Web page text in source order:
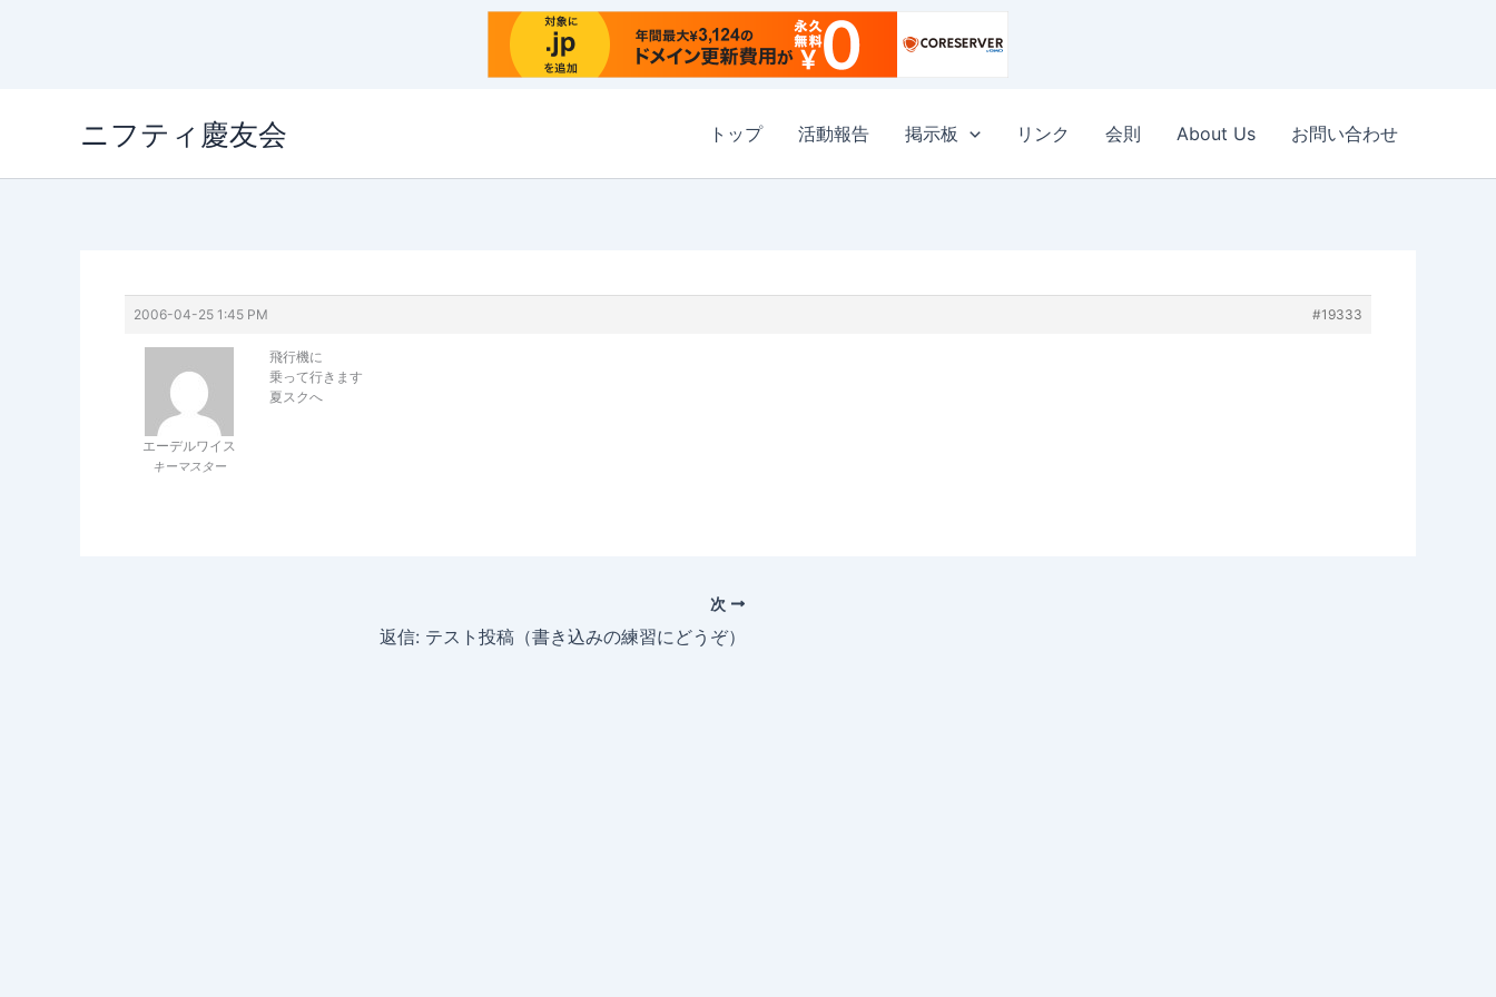
ニフティ慶友会 トップ 活動報告 掲示板 リンク 会則 About Us お問い合わせ
2006-04-25 1:45 PM #19333
エーデルワイス
キーマスター
飛行機に
乗って行きます
夏スクへ
次
返信: テスト投稿（書き込みの練習にどうぞ）